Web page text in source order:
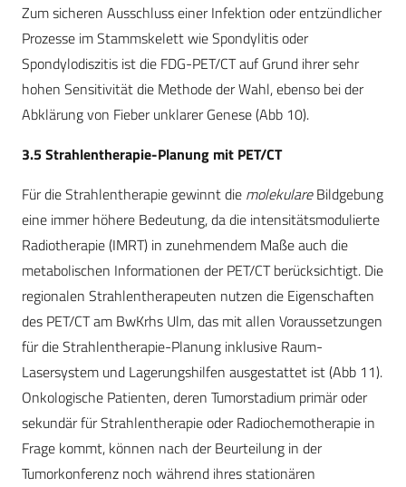
Zum sicheren Ausschluss einer Infektion oder entzündlicher
Prozesse im Stammskelett wie Spondylitis oder
Spondylodiszitis ist die FDG-PET/CT auf Grund ihrer sehr
hohen Sensitivität die Methode der Wahl, ebenso bei der
Abklärung von Fieber unklarer Genese (Abb 10).
3.5 Strahlentherapie-Planung mit PET/CT
Für die Strahlentherapie gewinnt die molekulareBildgebung
eine immer höhere Bedeutung, da die intensitätsmodulierte
Radiotherapie (IMRT) in zunehmendem Maße auch die
metabolischen Informationen der PET/CT berücksichtigt. Die
regionalen Strahlentherapeuten nutzen die Eigenschaften
des PET/CT am BwKrhs Ulm, das mit allen Voraussetzungen
für die Strahlentherapie-Planung inklusive Raum-
Lasersystem und Lagerungshilfen ausgestattet ist (Abb 11).
Onkologische Patienten, deren Tumorstadium primär oder
sekundär für Strahlentherapie oder Radiochemotherapie in
Frage kommt, können nach der Beurteilung in der
Tumorkonferenz noch während ihres stationären